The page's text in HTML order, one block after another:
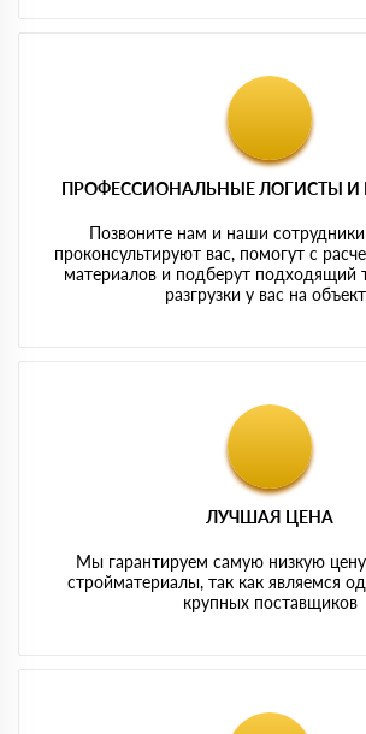
ПРОФЕССИОНАЛЬНЫЕ ЛОГИСТЫ
Позвоните нам и наши
проконсультируют вас, помогут с
материалов и подберут подходящий
разгрузки у вас на
ЛУЧШАЯ ЦЕНА
Мы гарантируем самую низкую
стройматериалы, так как являемся
крупных поставщиков